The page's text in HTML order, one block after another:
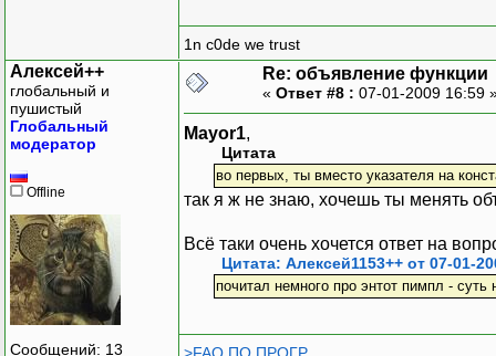
1n c0de we trust
Алексей++
глобальный и
пушистый
Глобальный
модератор
Offline
Сообщений: 13
Re: объявление функции
« Ответ #8 : 07-01-2009 16:59
Mayor1,
Цитата
во первых, ты вместо указателя на
так я ж не знаю, хочешь ты менять
Всё таки очень хочется ответ на
Цитата: Алексей1153++ от 07-01-
почитал немного про энтот пимпл -